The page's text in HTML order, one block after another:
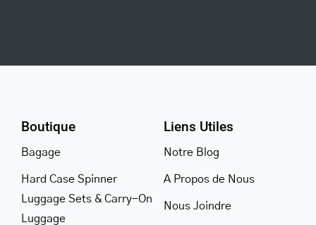
Boutique
Bagage
Hard Case Spinner
Luggage Sets & Carry-On
Luggage
Liens Utiles
Notre Blog
A Propos de Nous
Nous Joindre